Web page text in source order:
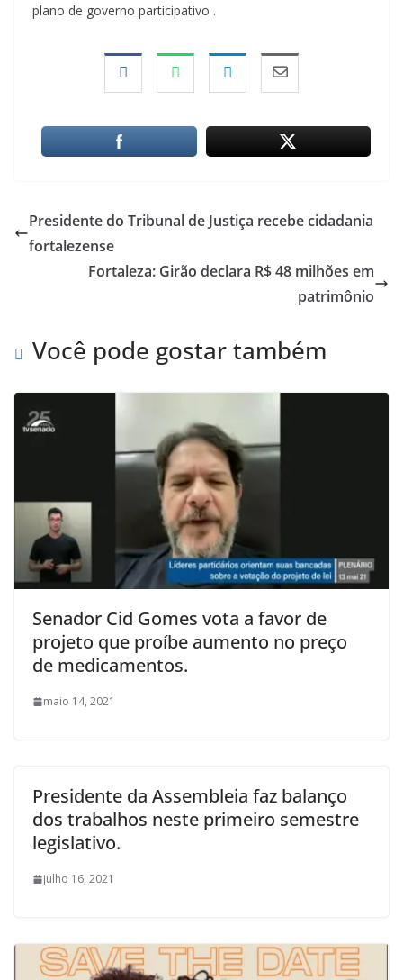
plano de governo participativo .
Presidente do Tribunal de Justiça recebe cidadania
fortalezense
Fortaleza: Girão declara R$ 48 milhões em
patrimônio
Você pode gostar também
Senador Cid Gomes vota a favor de
projeto que proíbe aumento no preço
de medicamentos.
maio 14, 2021
Presidente da Assembleia faz balanço
dos trabalhos neste primeiro semestre
legislativo.
julho 16, 2021